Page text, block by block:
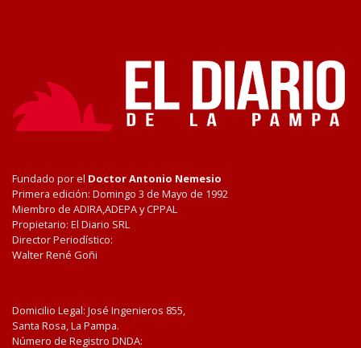
Fundado por el Doctor Antonio Nemesio
Primera edición: Domingo 3 de Mayo de 1992
Miembro de ADIRA,ADEPA y CPPAL
Propietario: El Diario SRL
Director Periodístico:
Walter René Goñi
Domicilio Legal: José Ingenieros 855,
Santa Rosa, La Pampa.
Número de Registro DNDA: